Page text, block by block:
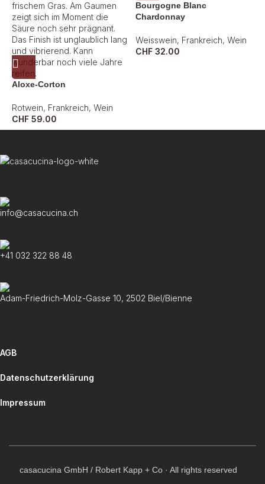
Aloxe-Corton
Rotwein, Frankreich, Wein
CHF 59.00
Bourgogne Blanc
Chardonnay
Weisswein, Frankreich, Wein
CHF 32.00
info@casacucina.ch
+41 032 322 88 48
Adam-Friedrich-Molz-Gasse 10, 2502 Biel/Bienne
AGB
Datenschutzerklärung
Impressum
casacucina GmbH / Robert Kapp + Co · All rights reserved